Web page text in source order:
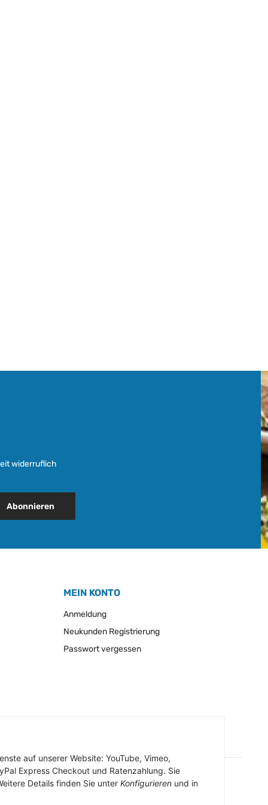
auf unserer Website: YouTube, Vimeo,
Express Checkout und Ratenzahlung. Sie
Details finden Sie unter Konfigurieren und in
widerruflich
Abonnieren
MEIN KONTO
Anmeldung
Neukunden Registrierung
Passwort vergessen